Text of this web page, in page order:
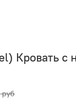
Кровать с